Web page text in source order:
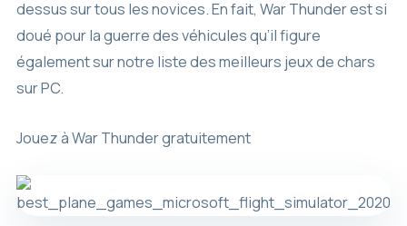
dessus sur tous les novices. En fait, War Thunder est si
doué pour la guerre des véhicules qu’il figure
également sur notre liste des meilleurs jeux de chars
sur PC.
Jouez à War Thunder gratuitement